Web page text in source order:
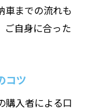
車までの流れも
ご自身に合った
コツ
購入者による口